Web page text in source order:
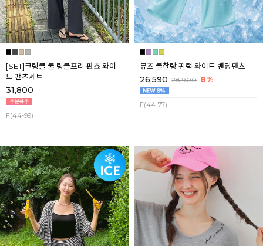
[SET]크링클 쿨 링클프리 판쵸 와이
드 팬츠세트
31,800
F(44-99)
뮤즈 쿨찰랑 핀턱 와이드 밴딩팬츠
26,590 28,900 8%
F(44-77)